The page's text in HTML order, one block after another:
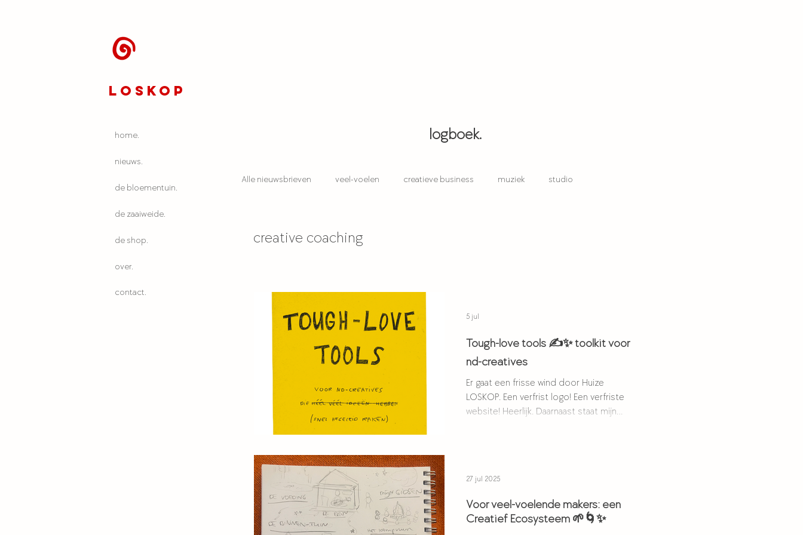
LOSKOP
logboek.
Alle nieuwsbrieven veel-voelen creatieve business muziek studio
creative coaching
Tough-love tools ✍️✨ toolkit voor
nd-creatives
Er gaat een frisse wind door Huize
LOSKOP. Een verfrist logo! Een verfriste
website! Heerlijk. Daarnaast staat mijn
begonnen.... TOUGH-LOVE TOOLS: een
toolkit voor nd-creatives met heel veel
ideeën. Het idee voor het schrijven van
deze toolkit ontstond toen ik afgelopen
5 jul
Voor veel-voelende makers: een
Creatief Ecosysteem 🌱🌀✨
27 jul 2025
home.
nieuws.
de bloementuin.
de zaaiweide.
de shop.
over.
contact.